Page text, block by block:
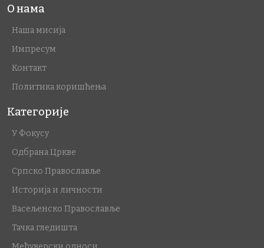
О нама
Наша мисија
Импресум
Контакт
Политика коришћења
Категорије
У Фокусу
Одбрана Цркве
Српско Православље
Историја и личности
Васељенско Православље
Тачка гледишта